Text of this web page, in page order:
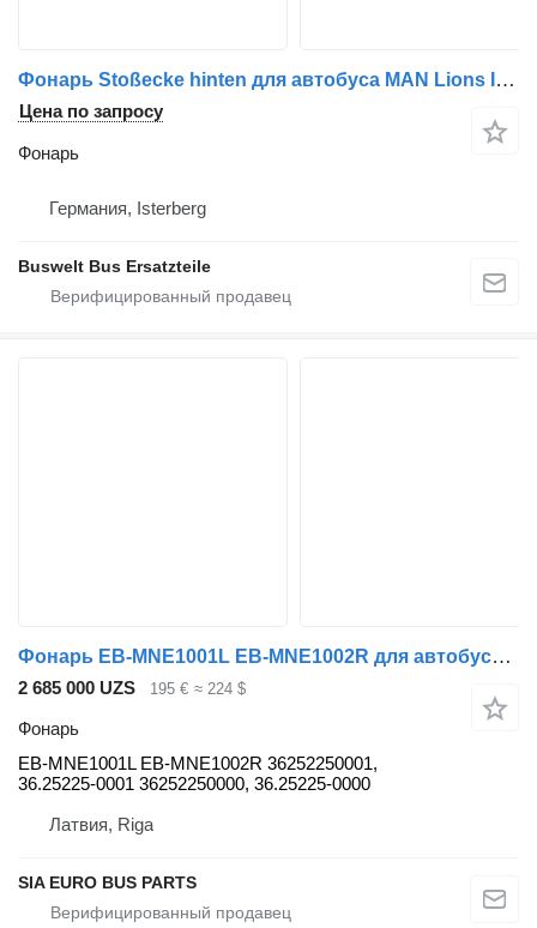
Фонарь Stoßecke hinten для автобуса MAN Lions Intercity
Цена по запросу
Фонарь
Германия, Isterberg
Buswelt Bus Ersatzteile
Фонарь EB-MNE1001L EB-MNE1002R для автобуса MAN Lion's City, Lion's Coach
2 685 000 UZS 195 € ≈ 224 $
Фонарь
EB-MNE1001L EB-MNE1002R 36252250001,
36.25225-0001 36252250000, 36.25225-0000
Латвия, Riga
SIA EURO BUS PARTS